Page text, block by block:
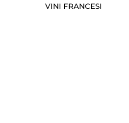
VINI FRANCESI